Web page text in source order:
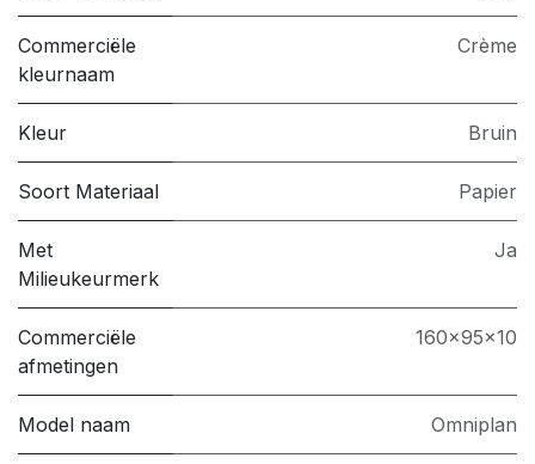
Commerciële
kleurnaam
Crème
Kleur Bruin
Soort Materiaal Papier
Met
Milieukeurmerk
Ja
Commerciële
afmetingen
160x95x10
Model naam Omniplan